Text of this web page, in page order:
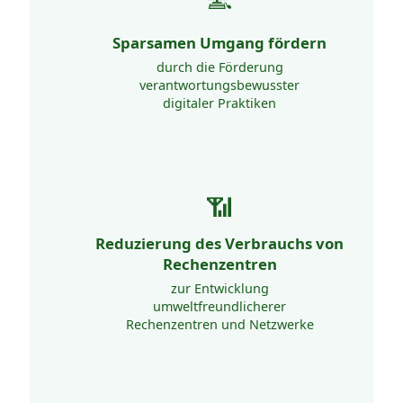
Sparsamen Umgang fördern
durch die Förderung
verantwortungsbewusster
digitaler Praktiken
Bekämpfung energieintensiver
Streaming, unnötige E-Mails,
unsachgemäße Nutzung der
Cloud...
📶
Reduzierung des Verbrauchs von
Rechenzentren
zur Entwicklung
umweltfreundlicherer
Rechenzentren und Netzwerke
Anbietern, die weniger Energie
verbrauchen und ihre
machen.